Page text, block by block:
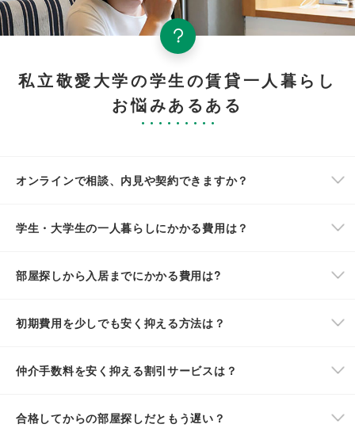
私立敬愛大学の学生の賃貸一人暮らし
お悩みあるある
オンラインで相談、内見や契約できますか？
学生・大学生の一人暮らしにかかる費用は？
部屋探しから入居までにかかる費用は?
初期費用を少しでも安く抑える方法は？
仲介手数料を安く抑える割引サービスは？
合格してからの部屋探しだともう遅い？